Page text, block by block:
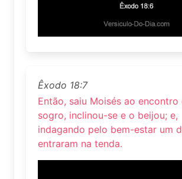
Êxodo 18:7
Então, saiu Moisés ao encontro
sogro, inclinou-se e o beijou; e,
indagando pelo bem-estar um
entraram na tenda.